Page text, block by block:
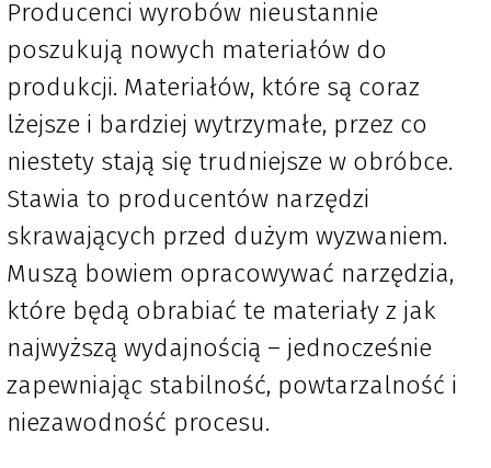
Producenci wyrobów nieustannie
poszukują nowych materiałów do
produkcji. Materiałów, które są coraz
lżejsze i bardziej wytrzymałe, przez co
niestety stają się trudniejsze w obróbce.
Stawia to producentów narzędzi
skrawających przed dużym wyzwaniem.
Muszą bowiem opracowywać narzędzia,
które będą obrabiać te materiały z jak
najwyższą wydajnością – jednocześnie
zapewniając stabilność, powtarzalność i
niezawodność procesu.